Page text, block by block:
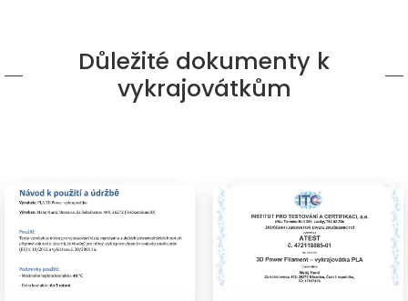
Důležité dokumenty k
vykrajovátkům